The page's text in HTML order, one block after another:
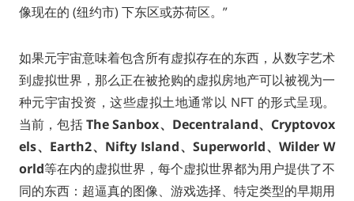
像现在的 (纽约市) 下东区或苏荷区。”
如果元宇宙意味着包含所有虚拟存在的东西，从数字艺术
到虚拟世界，那么正在被抢购的虚拟房地产可以被视为一
种元宇宙投资，这些虚拟土地通常以 NFT 的形式呈现。
当前，包括The Sanbox、Decentraland、Cryptovox
els、Earth2、Nifty Island、Superworld、Wilder W
orld等在内的虚拟世界，每个虚拟世界都为用户提供了不
同的东西：超逼真的图像、游戏选择、特定类型的早期用